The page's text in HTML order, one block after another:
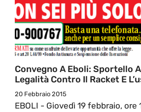
Convegno A Eboli: Sportello
Legalità Contro Il Racket E
20 Febbraio 2015
EBOLI - Giovedì 19 febbraio, ore